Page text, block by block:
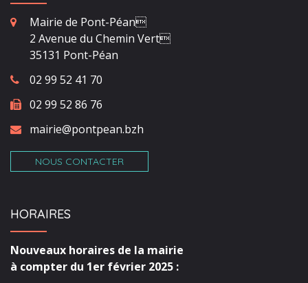
Mairie de Pont-Péan
2 Avenue du Chemin Vert
35131 Pont-Péan
02 99 52 41 70
02 99 52 86 76
mairie@pontpean.bzh
NOUS CONTACTER
HORAIRES
Nouveaux horaires de la mairie
à compter du 1er février 2025 :